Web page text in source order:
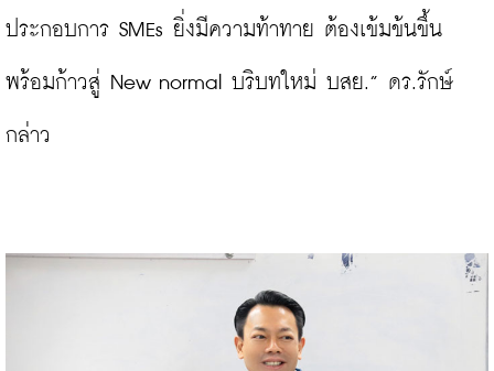
ประกอบการ SMEs ยิ่งมีความท้าทาย ต้องเข้มข้นขึ้น
พร้อมก้าวสู่ New normal บริบทใหม่ บสย.” ดร.รักษ์
กล่าว